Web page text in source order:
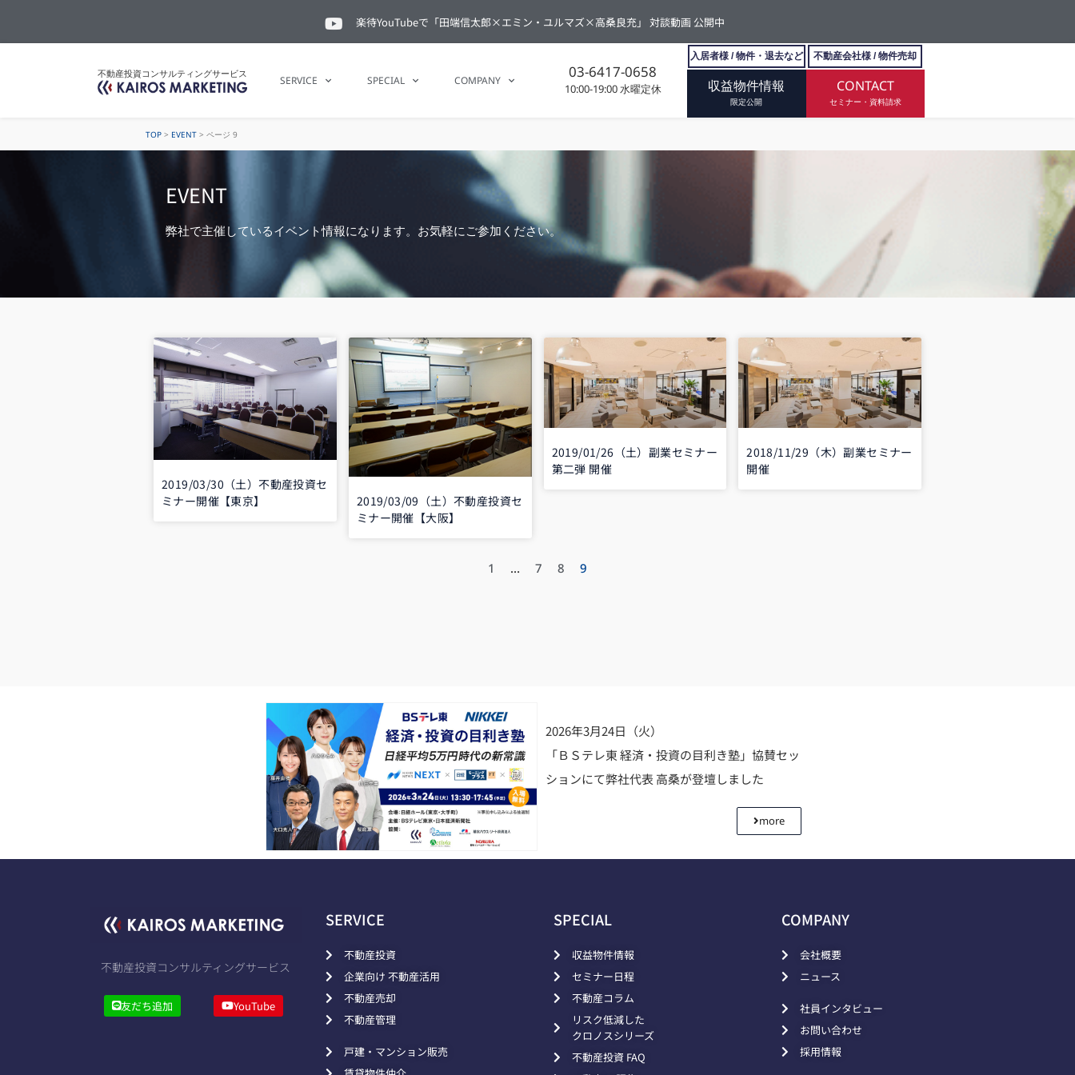
楽待YouTubeで「田端信太郎×エミン・ユルマズ×高桑良充」 対談動画 公開中
不動産投資コンサルティングサービス
SERVICE SPECIAL COMPANY 03-6417-0658
10:00-19:00 水曜定休
入居者様 / 物件・退去など 不動産会社様 / 物件売却
収益物件情報
限定公開
CONTACT
セミナー・資料請求
TOP > EVENT > ページ 9
EVENT
弊社で主催しているイベント情報になります。お気軽にご参加ください。
2019/03/30（土）不動産投資セ
ミナー開催【東京】
2019/03/09（土）不動産投資セ
ミナー開催【大阪】
2019/01/26（土）副業セミナー
第二弾 開催
2018/11/29（木）副業セミナー
開催
1 … 7 8 9
2026年3月24日（火）
「ＢＳテレ東 経済・投資の目利き塾」協賛セッ
ションにて弊社代表 高桑が登壇しました
more
不動産投資コンサルティングサービス
友だち追加 YouTube
SERVICE
不動産投資
企業向け 不動産活用
不動産売却
不動産管理
戸建・マンション販売
SPECIAL
収益物件情報
セミナー日程
不動産コラム
リスク低減した
クロノスシリーズ
不動産投資 FAQ
COMPANY
会社概要
ニュース
社員インタビュー
お問い合わせ
採用情報